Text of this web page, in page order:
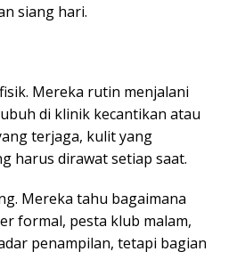
siang hari.
Mereka rutin menjalani
di klinik kecantikan atau
terjaga, kulit yang
harus dirawat setiap saat.
Mereka tahu bagaimana
formal, pesta klub malam,
penampilan, tetapi bagian